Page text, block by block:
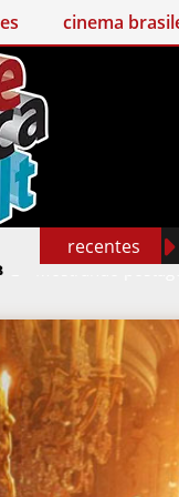
cinema brasileiro
recentes
Mostrando